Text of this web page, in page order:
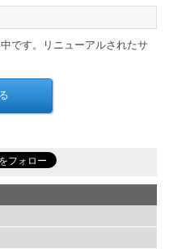
です。リニューアルされたサ